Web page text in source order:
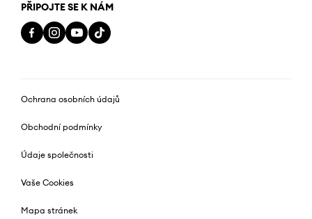
PŘIPOJTE SE K NÁM
Ochrana osobních údajů
Obchodní podmínky
Údaje společnosti
Vaše Cookies
Mapa stránek